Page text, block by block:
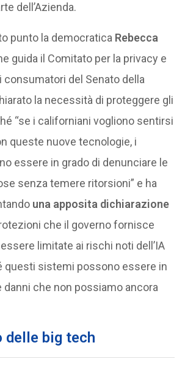
dell’Azienda.
punto la democratica Rebecca
guida il Comitato per la privacy e
consumatori del Senato della
la necessità di proteggere gli
“se i californiani vogliono sentirsi
queste nuove tecnologie, i
essere in grado di denunciare le
senza temere ritorsioni” e ha
una apposita dichiarazione
che il governo fornisce
limitate ai rischi noti dell’IA
questi sistemi possono essere in
danni che non possiamo ancora
delle big tech